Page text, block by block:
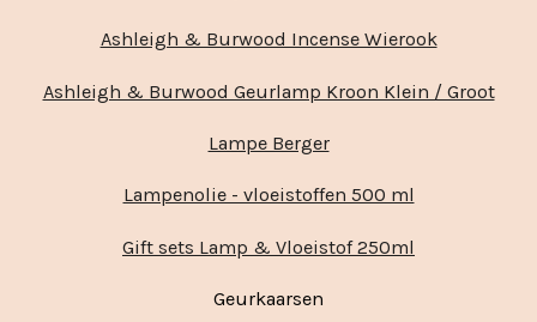
Ashleigh & Burwood Incense Wierook
Ashleigh & Burwood Geurlamp Kroon Klein / Groot
Lampe Berger
Lampenolie - vloeistoffen 500 ml
Gift sets Lamp & Vloeistof 250ml
Geurkaarsen